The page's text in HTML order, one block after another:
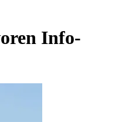
Info-